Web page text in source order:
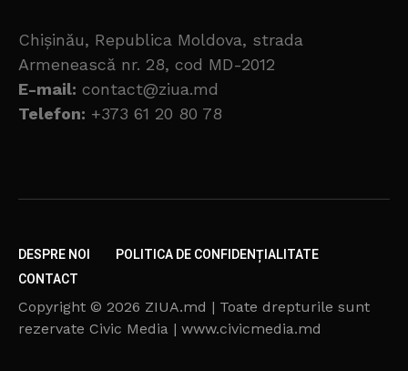
Chișinău, Republica Moldova, strada
Armenească nr. 28, cod MD-2012
E-mail: contact@ziua.md
Telefon: +373 61 20 80 78
DESPRE NOI
POLITICA DE CONFIDENȚIALITATE
CONTACT
Copyright © 2026 ZIUA.md | Toate drepturile sunt
rezervate Civic Media | www.civicmedia.md